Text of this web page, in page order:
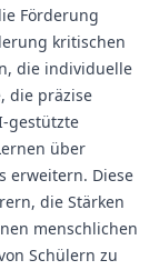
Förderung
kritischen
die individuelle
die präzise
gestützte
über
erweitern. Diese
die Stärken
menschlichen
Schülern zu